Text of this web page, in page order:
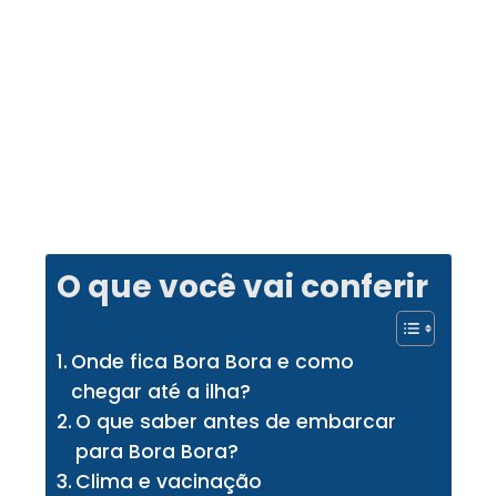
O que você vai conferir
Onde fica Bora Bora e como
chegar até a ilha?
O que saber antes de embarcar
para Bora Bora?
Clima e vacinação